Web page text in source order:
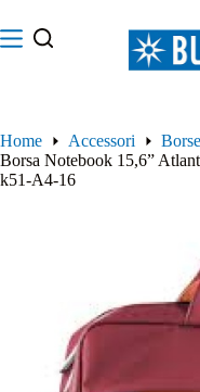
al
contenuto
Home Accessori
Borsa Notebook 15,6”
k51-A4-16